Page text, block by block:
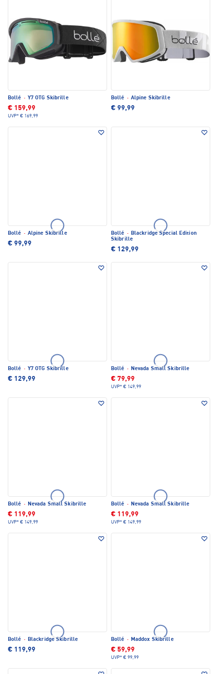
Bollé · Y7 OTG Skibrille
€ 159,99
UVP* € 169,99
Bollé · Alpine Skibrille
€ 99,99
Bollé · Alpine Skibrille
€ 99,99
Bollé · Blackridge Special Edition
Skibrille
€ 129,99
Bollé · Y7 OTG Skibrille
€ 129,99
Bollé · Nevada Small Skibrille
€ 79,99
UVP* € 149,99
Bollé · Nevada Small Skibrille
€ 119,99
UVP* € 149,99
Bollé · Nevada Small Skibrille
€ 119,99
UVP* € 149,99
Bollé · Blackridge Skibrille
€ 119,99
Bollé · Maddox Skibrille
€ 59,99
UVP* € 99,99